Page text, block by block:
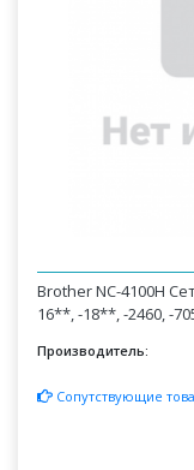
Brother NC-4100H
16**, -18**, -2460, -
Производитель:
Сопутствующие